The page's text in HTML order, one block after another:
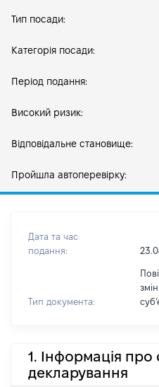
Тип посади:
Категорія посади:
Період подання:
Високий ризик:
Відповідальне становище:
Пройшла автоперевірку:
Дата та час
подання:
Тип документа:
1. Інформація про
декларування